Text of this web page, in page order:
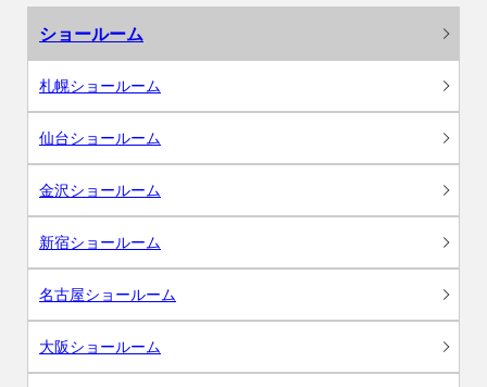
ショールーム
札幌ショールーム
仙台ショールーム
金沢ショールーム
新宿ショールーム
名古屋ショールーム
大阪ショールーム